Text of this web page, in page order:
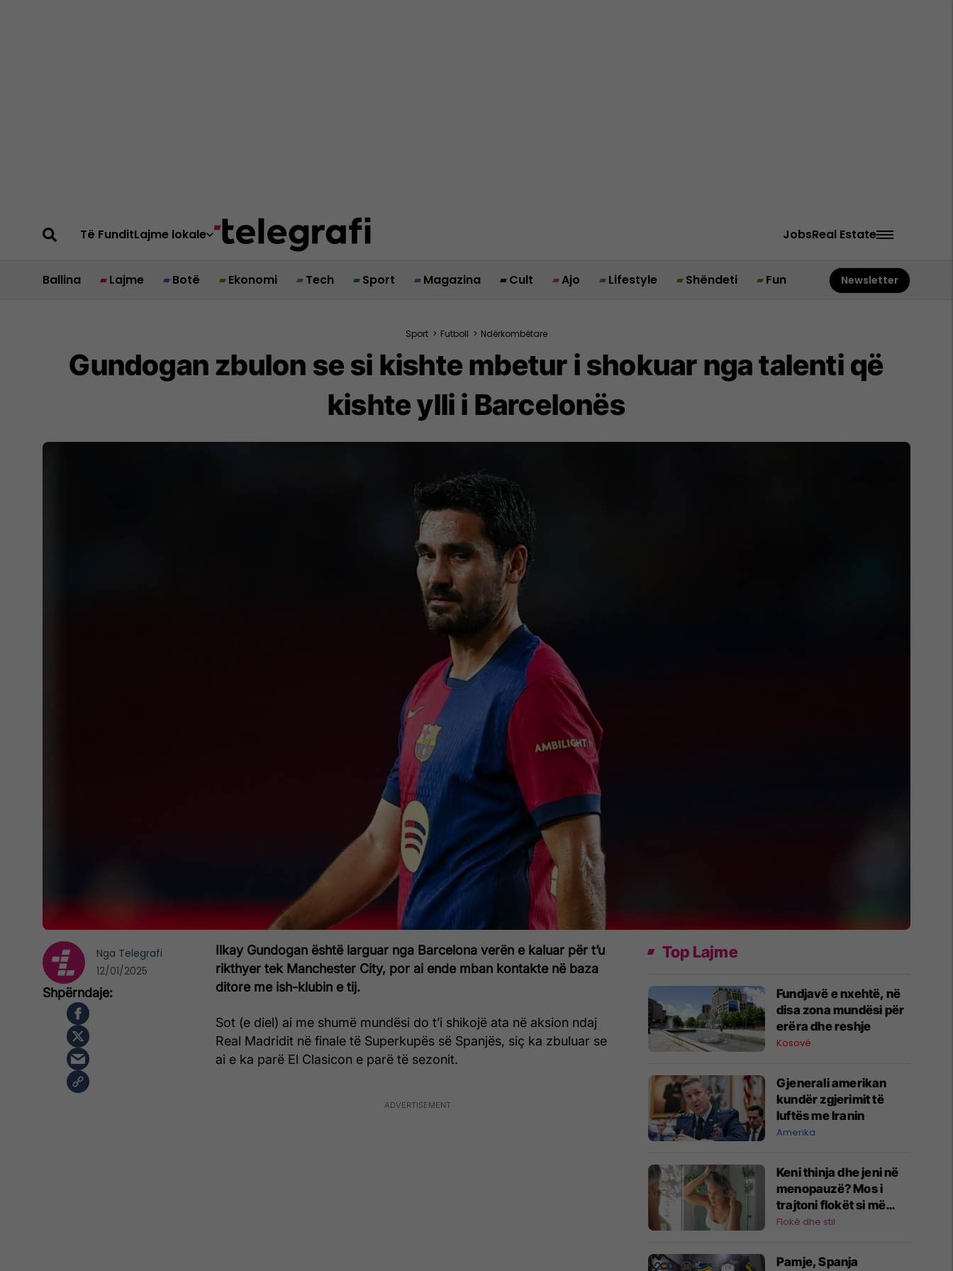
Të FunditLajme lokale JobsReal Estate
Ballina Lajme Botë Ekonomi Tech Sport Magazina Cult Ajo Lifestyle Shëndeti Fun Newsletter
Sport > Futboll > Ndërkombëtare
Gundogan zbulon se si kishte mbetur i shokuar nga talenti që
kishte ylli i Barcelonës
Ilkay Gundogan është larguar nga Barcelona verën e kaluar për t’u
rikthyer tek Manchester City, por ai ende mban kontakte në baza
ditore me ish-klubin e tij.
Sot (e diel) ai me shumë mundësi do t’i shikojë ata në aksion ndaj
Real Madridit në finale të Superkupës së Spanjës, siç ka zbuluar se
ai e ka parë El Clasicon e parë të sezonit.
Nga Telegrafi
12/01/2025
Top Lajme
Fundjavë e nxehtë, në
disa zona mundësi për
erëra dhe reshje
Kosovë
Gjenerali amerikan
kundër zgjerimit të
luftës me Iranin
Amerika
Keni thinja dhe jeni në
menopauzë? Mos i
trajtoni flokët si më
parë!
Flokë dhe stil
Pamje, Spanja